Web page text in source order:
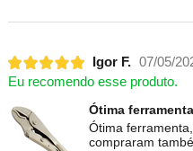
Igor F. 07/05/
Eu recomendo esse produto.
Ótima ferramenta
Ótima
compraram